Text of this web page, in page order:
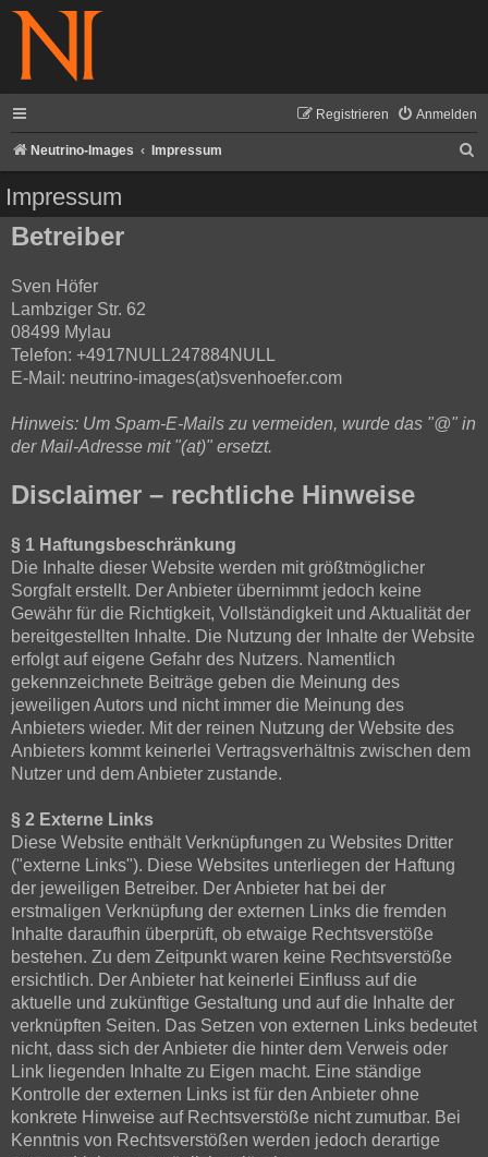
Anmelden
Registrieren
Neutrino-Images Impressum
Impressum
Betreiber
Sven Höfer
Lambziger Str. 62
08499 Mylau
Telefon: +4917NULL247884NULL
E-Mail: neutrino-images(at)svenhoefer.com
Hinweis: Um Spam-E-Mails zu vermeiden, wurde das "@" in
der Mail-Adresse mit "(at)" ersetzt.
Disclaimer – rechtliche Hinweise
§ 1 Haftungsbeschränkung
Die Inhalte dieser Website werden mit größtmöglicher
Sorgfalt erstellt. Der Anbieter übernimmt jedoch keine
Gewähr für die Richtigkeit, Vollständigkeit und Aktualität der
bereitgestellten Inhalte. Die Nutzung der Inhalte der Website
erfolgt auf eigene Gefahr des Nutzers. Namentlich
gekennzeichnete Beiträge geben die Meinung des
jeweiligen Autors und nicht immer die Meinung des
Anbieters wieder. Mit der reinen Nutzung der Website des
Anbieters kommt keinerlei Vertragsverhältnis zwischen dem
Nutzer und dem Anbieter zustande.
§ 2 Externe Links
Diese Website enthält Verknüpfungen zu Websites Dritter
("externe Links"). Diese Websites unterliegen der Haftung
der jeweiligen Betreiber. Der Anbieter hat bei der
erstmaligen Verknüpfung der externen Links die fremden
Inhalte daraufhin überprüft, ob etwaige Rechtsverstöße
bestehen. Zu dem Zeitpunkt waren keine Rechtsverstöße
ersichtlich. Der Anbieter hat keinerlei Einfluss auf die
aktuelle und zukünftige Gestaltung und auf die Inhalte der
verknüpften Seiten. Das Setzen von externen Links bedeutet
nicht, dass sich der Anbieter die hinter dem Verweis oder
Link liegenden Inhalte zu Eigen macht. Eine ständige
Kontrolle der externen Links ist für den Anbieter ohne
konkrete Hinweise auf Rechtsverstöße nicht zumutbar. Bei
Kenntnis von Rechtsverstößen werden jedoch derartige